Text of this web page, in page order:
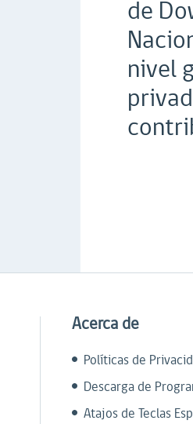
de
nivel
Acerca de
Políticas de
Descarga de
Atajos de Teclas